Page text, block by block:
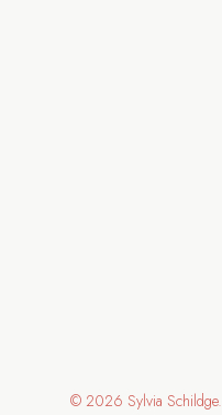
© 2026 Sylvia Schildge.